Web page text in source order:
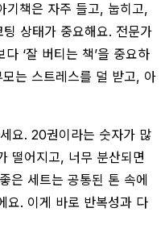
기책은 자주 들고, 눕히고,
상태가 중요해요. 전문가
‘잘 버티는 책’을 중요하
는 스트레스를 덜 받고, 아
요. 20권이라는 숫자가 많
떨어지고, 너무 분산되면
은 세트는 공통된 톤 속에
요. 이게 바로 반복성과 다